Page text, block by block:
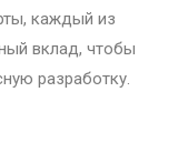
каждый из
вклад, чтобы
разработку.